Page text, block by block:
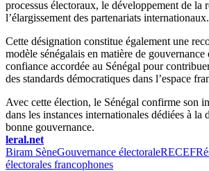
processus électoraux, le développement de la
l’élargissement des partenariats internationaux.
Cette désignation constitue également une
modèle sénégalais en matière de
confiance accordée au Sénégal pour
des standards démocratiques dans l’espace
Avec cette élection, le Sénégal confirme son
dans les instances internationales dédiées à la
bonne gouvernance.
leral.net
Biram SèneGouvernance électoraleRECEF
électorales francophones